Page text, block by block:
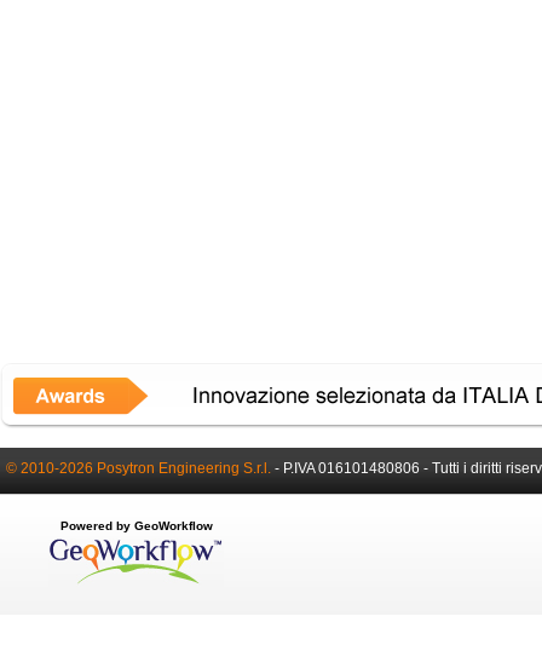
© 2010-2026 Posytron Engineering S.r.l. - P.IVA 016101480806 - Tutti i diritti
Powered by GeoWorkflow